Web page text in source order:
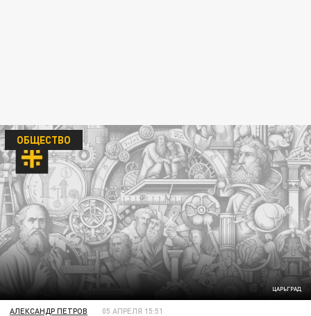
ЦАРЬГРАД
ОБЩЕСТВО
АЛЕКСАНДР ПЕТРОВ 05 АПРЕЛЯ 15:51